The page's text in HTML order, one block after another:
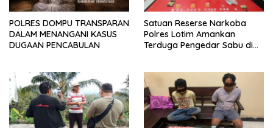
POLRES DOMPU TRANSPARAN
DALAM MENANGANI KASUS
DUGAAN PENCABULAN
Satuan Reserse Narkoba
Polres Lotim Amankan
Terduga Pengedar Sabu di